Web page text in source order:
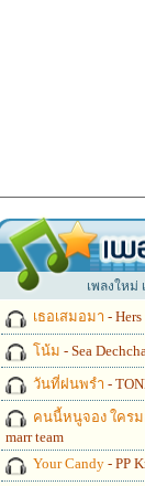
เพลงใหม่
เธอเสมอมา -
โน้ม - Sea
วันที่ฝนพรำ -
คนนี้หนูจอง ใคร
marr team
Your Candy - PP